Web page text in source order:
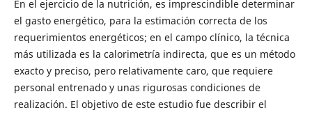
En el ejercicio de la nutrición, es imprescindible determinar
el gasto energético, para la estimación correcta de los
requerimientos energéticos; en el campo clínico, la técnica
más utilizada es la calorimetría indirecta, que es un método
exacto y preciso, pero relativamente caro, que requiere
personal entrenado y unas rigurosas condiciones de
realización. El objetivo de este estudio fue describir el